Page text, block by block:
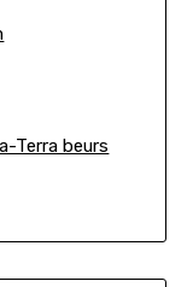
Terra beurs